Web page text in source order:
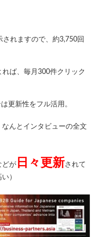
れますので、約3,750回
ば、毎月300件クリック
更新性をフル活用。
んとインタビューの全文
どが日々更新されて
）